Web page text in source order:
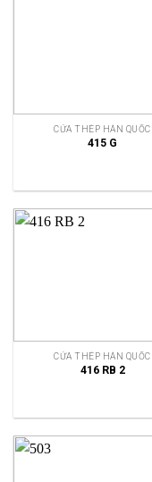
CỬA THÉP HÀN QUỐC
415 G
CỬA THÉP HÀN QUỐC
416 RB 2